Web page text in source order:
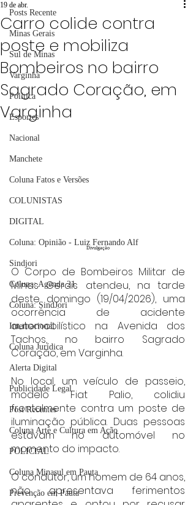
Posts Recente
Minas Gerais
Sul de Minas
Varginha
Política
Esportes
Nacional
Manchete
Coluna Fatos e Versões
COLUNISTAS
DIGITAL
Coluna: Opinião - Luiz Fernando Alf
Sindjori
Coluna: Agenda 21
Coluna: SindJori
Internacional
Coluna Jurídica
Alerta Digital
Publicidade Legal
Post Recentes
Coluna Arte e Cultura em Ação
POLICIAL
Coluna Minasul em Pauta
Prevenção em Pauta
Carro colide contra
poste e mobiliza
Bombeiros no bairro
Sagrado Coração, em
Varginha
19 de abr.
Divulgação
O Corpo de Bombeiros Militar de
Minas Gerais atendeu, na tarde
deste domingo (19/04/2026), uma
ocorrência de acidente
automobilístico na Avenida dos
Tachos, no bairro Sagrado
Coração, em Varginha.
No local, um veículo de passeio,
modelo Fiat Palio, colidiu
frontalmente contra um poste de
iluminação pública. Duas pessoas
estavam no automóvel no
momento do impacto.
O condutor, um homem de 64 anos,
não apresentava ferimentos